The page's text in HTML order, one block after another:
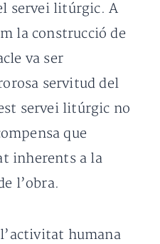
servei litúrgic. A
la construcció de
va ser
servitud del
servei litúrgic no
que
inherents a la
l’obra.
humana